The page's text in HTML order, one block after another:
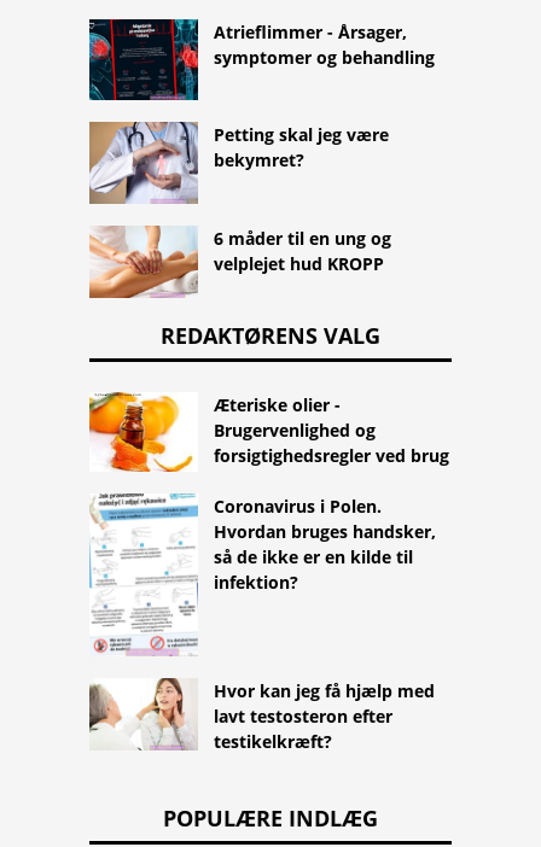
Atrieflimmer - Årsager,
symptomer og behandling
Petting skal jeg være
bekymret?
6 måder til en ung og
velplejet hud KROPP
REDAKTØRENS VALG
Æteriske olier -
Brugervenlighed og
forsigtighedsregler ved brug
Coronavirus i Polen.
Hvordan bruges handsker,
så de ikke er en kilde til
infektion?
Hvor kan jeg få hjælp med
lavt testosteron efter
testikelkræft?
POPULÆRE INDLÆG